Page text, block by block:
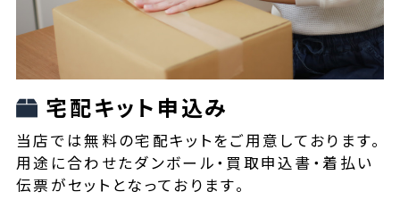
宅配キット申込み
当店では無料の宅配キットをご用意しております。
用途に合わせたダンボール・買取申込書・着払い
伝票がセットとなっております。